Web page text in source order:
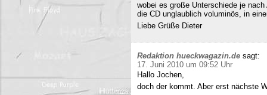
wobei es große Unterschiede je
die CD unglaublich voluminös, in
Liebe Grüße Dieter
Redaktion hueckwagazin.de sagt:
17. Juni 2010 um 09:52 Uhr
Hallo Jochen,
doch der kommt. Aber erst nächste